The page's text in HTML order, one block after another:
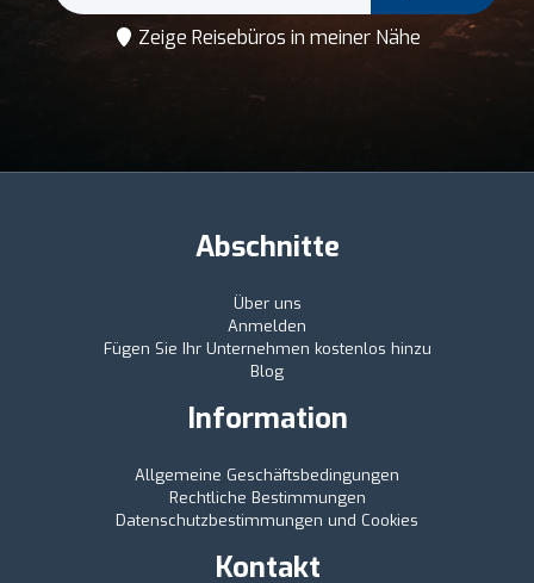
Zeige Reisebüros in meiner Nähe
Abschnitte
Über uns
Anmelden
Fügen Sie Ihr Unternehmen kostenlos hinzu
Blog
Information
Allgemeine Geschäftsbedingungen
Rechtliche Bestimmungen
Datenschutzbestimmungen und Cookies
Kontakt